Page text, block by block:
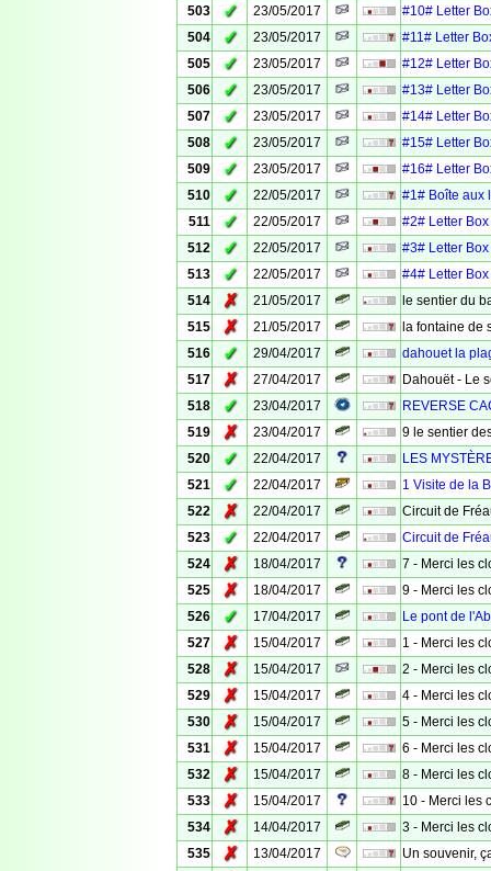
503
✓ 23/05/2017
#10# Letter
504
✓ 23/05/2017
#11# Letter
505
✓ 23/05/2017
#12# Letter
506
✓ 23/05/2017
#13# Letter
507
✓ 23/05/2017
#14# Letter
508
✓ 23/05/2017
#15# Letter
509
✓ 23/05/2017
#16# Letter
510
✓ 22/05/2017
#1# Boîte aux
511
✓ 22/05/2017
#2# Letter
512
✓ 22/05/2017
#3# Letter
513
✓ 22/05/2017
#4# Letter
514
✗ 21/05/2017
le sentier du
515
✗ 21/05/2017
la fontaine de
516
✓ 29/04/2017
dahouet la
517
✗ 27/04/2017
Dahouët - Le
518
✓ 23/04/2017
REVERSE
519
✗ 23/04/2017
9 le sentier
520
✓ 22/04/2017
LES
521
✓ 22/04/2017
1 Visite de la
522
✗ 22/04/2017
Circuit de
523
✓ 22/04/2017
Circuit de
524
✗ 18/04/2017
7 - Merci les
525
✗ 18/04/2017
9 - Merci les
526
✓ 17/04/2017
Le pont de
527
✗ 15/04/2017
1 - Merci les
528
✗ 15/04/2017
2 - Merci les
529
✗ 15/04/2017
4 - Merci les
530
✗ 15/04/2017
5 - Merci les
531
✗ 15/04/2017
6 - Merci les
532
✗ 15/04/2017
8 - Merci les
533
✗ 15/04/2017
10 - Merci les
534
✗ 14/04/2017
3 - Merci les
535
✗ 13/04/2017
Un souvenir,